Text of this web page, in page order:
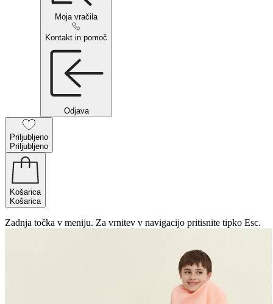
Moja vračila
Kontakt in pomoč
Odjava
Priljubljeno
Priljubljeno
Košarica
Košarica
Zadnja točka v meniju. Za vrnitev v navigacijo pritisnite tipko Esc.